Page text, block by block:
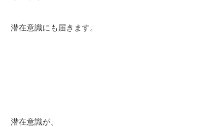
潜在意識にも届きます。
潜在意識が、